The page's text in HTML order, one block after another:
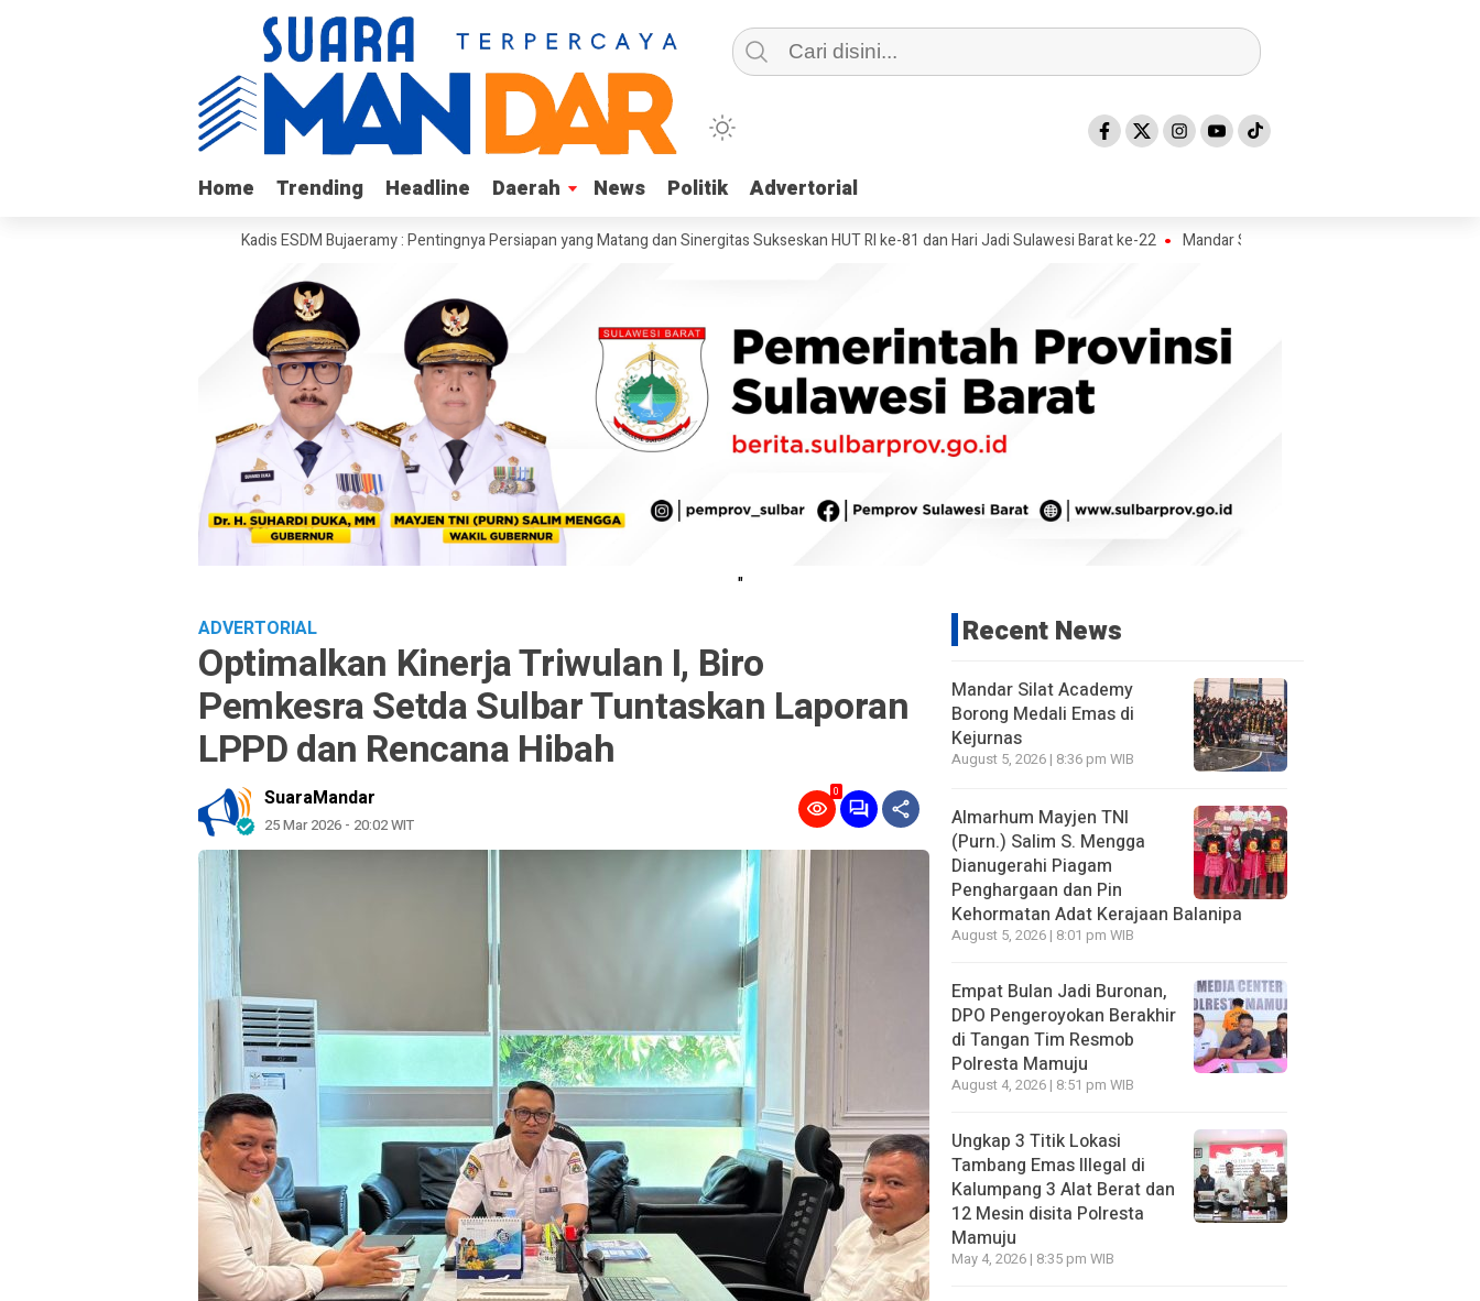
Home Trending Headline Daerah News Politik Advertorial
Home Trending Headline Daerah News Politik Advertorial
Kadis ESDM Bujaeramy : Pentingnya Persiapan yang Matang dan Sinergitas Sukseskan HUT RI ke-81 dan Hari Jadi Sulawesi Barat ke-22 Mandar Silat Academy Borong Medali Emas di
"
ADVERTORIAL
Optimalkan Kinerja Triwulan I, Biro
Pemkesra Setda Sulbar Tuntaskan Laporan
LPPD dan Rencana Hibah
SuaraMandar
25 Mar 2026 - 20:02 WIT
0
Recent News
Mandar Silat Academy
Borong Medali Emas di
Kejurnas
August 5, 2026 | 8:36 pm WIB
Almarhum Mayjen TNI
(Purn.) Salim S. Mengga
Dianugerahi Piagam
Penghargaan dan Pin
Kehormatan Adat Kerajaan Balanipa
August 5, 2026 | 8:01 pm WIB
Empat Bulan Jadi Buronan,
DPO Pengeroyokan Berakhir
di Tangan Tim Resmob
Polresta Mamuju
August 4, 2026 | 8:51 pm WIB
Ungkap 3 Titik Lokasi
Tambang Emas Illegal di
Kalumpang 3 Alat Berat dan
12 Mesin disita Polresta
Mamuju
May 4, 2026 | 8:35 pm WIB